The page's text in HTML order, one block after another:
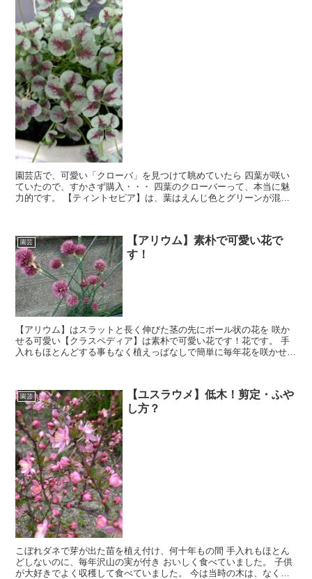
園芸店で、可愛い「クローバ」を見つけて眺めていたら 四葉が咲い
ていたので、すかさず購入・・・ 四葉のクローバーって、本当に魅
力的です。 【ティントセピア】は、葉はえんじ色とグリーンが混ざ
園芸
【アリウム】素朴で可愛い花で
す！
【アリウム】はスラットと長く伸びた茎の先にボール状の花を 咲か
せる可愛い【クラスペディア】は素朴で可愛い花です！花です。 手
入れもほとんどする事もなく植えっぱなしで簡単に毎年花を咲かせて
園芸
【ユスラウメ】低木！剪定・ふや
し方？
こぼれダネで芽が出た苗を植え付け、何十年もの間 手入れもほとん
どしないのに、毎年沢山の実が付き おいしく食べていました。 子供
が大好きでよく収穫して食べていました。 今は当時の木は、なくな